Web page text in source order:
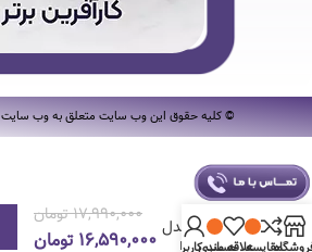
© کلیه حقوق این وب سایت متعلق به وب سایت
مقایسهعلاقه مندی
حساب کاربری من
اتو بخار
فیلیپس مدل
DST7030
۱۷,۹۹۰,۰۰۰تومان
۱۶,۵۹۰,۰۰۰ تومان